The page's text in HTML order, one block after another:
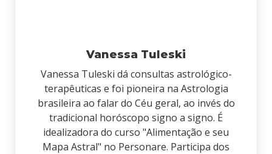
Vanessa Tuleski
Vanessa Tuleski dá consultas astrológico-
terapêuticas e foi pioneira na Astrologia
brasileira ao falar do Céu geral, ao invés do
tradicional horóscopo signo a signo. É
idealizadora do curso "Alimentação e seu
Mapa Astral" no Personare. Participa dos